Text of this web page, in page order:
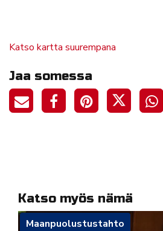
Katso kartta suurempana
Jaa somessa
Katso myös nämä
Maanpuolustustahto